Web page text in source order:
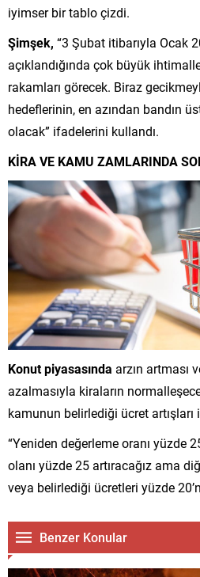
iyimser bir tablo çizdi.
Şimşek, “3 Şubat itibarıyla Ocak
açıklandığında çok büyük
rakamları görecek. Biraz
hedeflerinin, en azından bandın
olacak” ifadelerini kullandı.
KİRA VE KAMU ZAMLARINDA
Konut piyasasında arzın artması
azalmasıyla kiraların
kamunun belirlediği ücret artışları
“Yeniden değerleme oranı yüzde
olanı yüzde 25 artıracağız ama
veya belirlediği ücretleri yüzde
Benzer Konular